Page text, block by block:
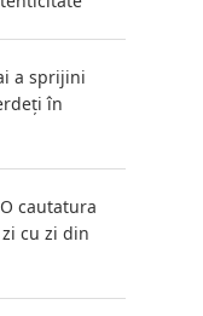
a sprijini
în
cautatura
cu zi din